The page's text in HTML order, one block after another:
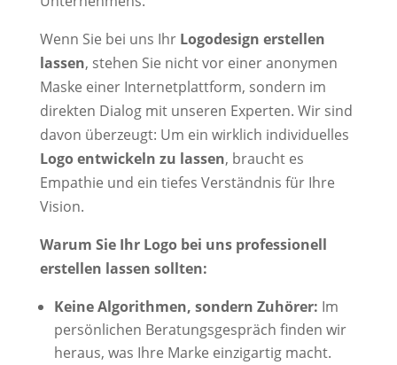
Wenn Sie bei uns Ihr Logodesign erstellen
lassen, stehen Sie nicht vor einer anonymen
Maske einer Internetplattform, sondern im
direkten Dialog mit unseren Experten. Wir sind
davon überzeugt: Um ein wirklich individuelles
Logo entwickeln zu lassen, braucht es
Empathie und ein tiefes Verständnis für Ihre
Vision.
Warum Sie Ihr Logo bei uns professionell
erstellen lassen sollten:
Keine Algorithmen, sondern Zuhörer: Im
persönlichen Beratungsgespräch finden wir
heraus, was Ihre Marke einzigartig macht.